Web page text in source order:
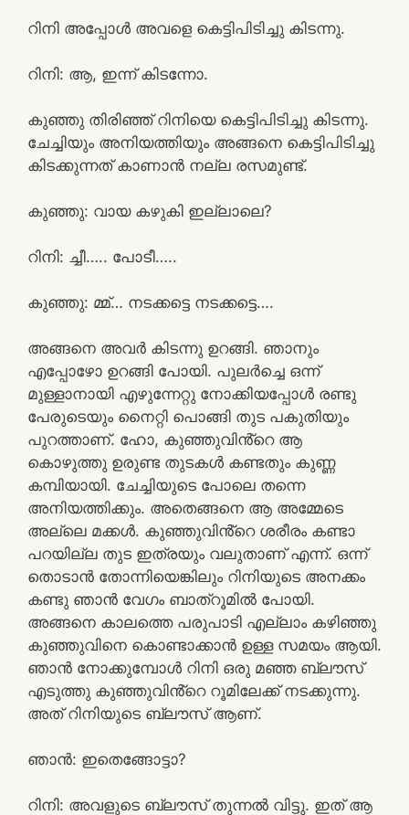
റിനി അപ്പോൾ അവളെ കെട്ടിപിടിച്ചു കിടന്നു.
റിനി: ആ, ഇന്ന് കിടന്നോ.
കുഞ്ഞു തിരിഞ്ഞ് റിനിയെ കെട്ടിപിടിച്ചു കിടന്നു.
ചേച്ചിയും അനിയത്തിയും അങ്ങനെ കെട്ടിപിടിച്ചു
കിടക്കുന്നത് കാണാൻ നല്ല രസമുണ്ട്.
കുഞ്ഞു: വായ കഴുകി ഇല്ലാലെ?
റിനി: ച്ചീ….. പോടീ…..
കുഞ്ഞു: മ്മ്… നടക്കട്ടെ നടക്കട്ടെ….
അങ്ങനെ അവർ കിടന്നു ഉറങ്ങി. ഞാനും
എപ്പോഴോ ഉറങ്ങി പോയി. പുലർച്ചെ ഒന്ന്
മുള്ളാനായി എഴുന്നേറ്റു നോക്കിയപ്പോൾ രണ്ടു
പേരുടെയും നൈറ്റി പൊങ്ങി തുട പകുതിയും
പുറത്താണ്. ഹോ, കുഞ്ഞുവിൻ്റെ ആ
കൊഴുത്തു ഉരുണ്ട തുടകൾ കണ്ടതും കുണ്ണ
കമ്പിയായി. ചേച്ചിയുടെ പോലെ തന്നെ
അനിയത്തിക്കും. അതെങ്ങനെ ആ അമ്മേടെ
അല്ലെ മക്കൾ. കുഞ്ഞുവിൻ്റെ ശരീരം കണ്ടാ
പറയില്ല തുട ഇത്രയും വലുതാണ് എന്ന്. ഒന്ന്
തൊടാൻ തോന്നിയെങ്കിലും റിനിയുടെ അനക്കം
കണ്ടു ഞാൻ വേഗം ബാത്‌റൂമിൽ പോയി.
അങ്ങനെ കാലത്തെ പരുപാടി എല്ലാം കഴിഞ്ഞു
കുഞ്ഞുവിനെ കൊണ്ടാക്കാൻ ഉള്ള സമയം ആയി.
ഞാൻ നോക്കുമ്പോൾ റിനി ഒരു മഞ്ഞ ബ്ലൗസ്
എടുത്തു കുഞ്ഞുവിൻ്റെ റൂമിലേക്ക് നടക്കുന്നു.
അത് റിനിയുടെ ബ്ലൗസ് ആണ്.
ഞാൻ: ഇതെങ്ങോട്ടാ?
റിനി: അവളുടെ ബ്ലൗസ് തുന്നൽ വിട്ടു. ഇത് ആ